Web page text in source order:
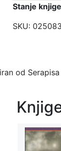
Stanje knjige
SKU: 025083
od Serapisa